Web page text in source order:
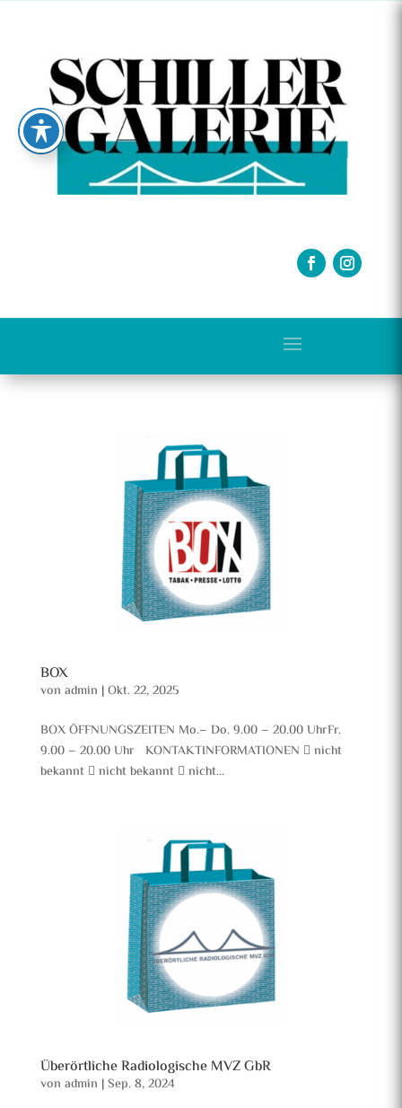
BOX
von admin |Okt. 22, 2025
BOX ÖFFNUNGSZEITEN Mo.– Do. 9.00 – 20.00 UhrFr.
9.00 – 20.00 Uhr KONTAKTINFORMATIONEN  nicht
bekannt  nicht bekannt  nicht...
Überörtliche Radiologische MVZ GbR
von admin |Sep. 8, 2024